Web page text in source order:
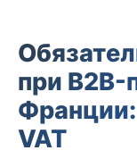
при B2B-
Франции:
VAT